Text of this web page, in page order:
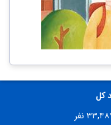
کل
نفر